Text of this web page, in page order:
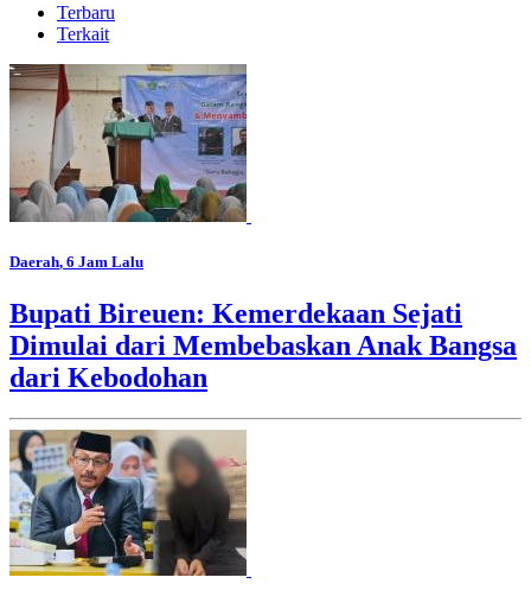
Terbaru
Terkait
Daerah, 6 Jam Lalu
Bupati Bireuen: Kemerdekaan Sejati
Dimulai dari Membebaskan Anak Bangsa
dari Kebodohan